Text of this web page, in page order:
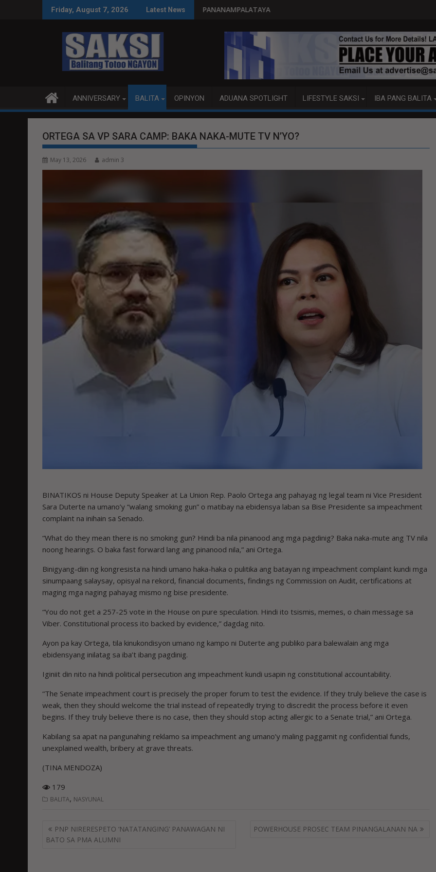
Friday, August 7, 2026 Latest News
tamang paggastos susi sa pag-unladPANANAMPALATAYA
ANNIVERSARY BALITA OPINYON ADUANA SPOTLIGHT LIFESTYLE SAKSI IBA PANG BALITA
ORTEGA SA VP SARA CAMP: BAKA NAKA-MUTE TV N’YO?
May 13, 2026 admin 3
BINATIKOS ni House Deputy Speaker at La Union Rep. Paolo Ortega ang pahayag ng legal team ni Vice President
Sara Duterte na umano’y “walang smoking gun” o matibay na ebidensya laban sa Bise Presidente sa impeachment
complaint na inihain sa Senado.
“What do they mean there is no smoking gun? Hindi ba nila pinanood ang mga pagdinig? Baka naka-mute ang TV nila
noong hearings. O baka fast forward lang ang pinanood nila,” ani Ortega.
Binigyang-diin ng kongresista na hindi umano haka-haka o pulitika ang batayan ng impeachment complaint kundi mga
sinumpaang salaysay, opisyal na rekord, financial documents, findings ng Commission on Audit, certifications at
maging mga naging pahayag mismo ng bise presidente.
“You do not get a 257-25 vote in the House on pure speculation. Hindi ito tsismis, memes, o chain message sa
Viber. Constitutional process ito backed by evidence,” dagdag nito.
Ayon pa kay Ortega, tila kinukondisyon umano ng kampo ni Duterte ang publiko para balewalain ang mga
ebidensyang inilatag sa iba’t ibang pagdinig.
Iginiit din nito na hindi political persecution ang impeachment kundi usapin ng constitutional accountability.
“The Senate impeachment court is precisely the proper forum to test the evidence. If they truly believe the case is
weak, then they should welcome the trial instead of repeatedly trying to discredit the process before it even
begins. If they truly believe there is no case, then they should stop acting allergic to a Senate trial,” ani Ortega.
Kabilang sa apat na pangunahing reklamo sa impeachment ang umano’y maling paggamit ng confidential funds,
unexplained wealth, bribery at grave threats.
(TINA MENDOZA)
179
BALITA, NASYUNAL
Post
navigation
PNP NIRERESPETO ‘NATATANGING’ PANAWAGAN NI
BATO SA PMA ALUMNI
POWERHOUSE PROSEC TEAM PINANGALANAN NA